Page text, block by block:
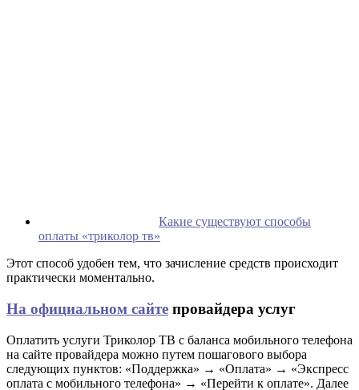
Какие существуют способы
оплаты «триколор тв»
Этот способ удобен тем, что зачисление средств происходит
практически моментально.
На официальном сайте провайдера услуг
Оплатить услуги Триколор ТВ с баланса мобильного телефона
на сайте провайдера можно путем пошагового выбора
следующих пунктов: «Поддержка» → «Оплата» → «Экспресс
оплата с мобильного телефона» → «Перейти к оплате». Далее